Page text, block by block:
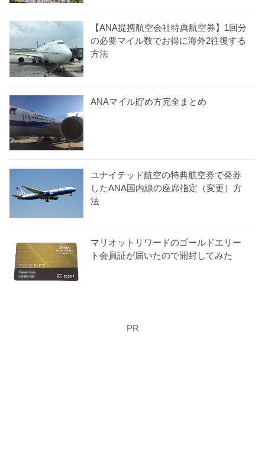
【ANA提携航空会社特典航空券】1回分
の必要マイル数でお得に海外2往復する
方法
ANAマイル貯め方完全まとめ
ユナイテッド航空の特典航空券で発券
したANA国内線の座席指定（変更）方
法
マリオットリワードのゴールドエリー
ト会員証が届いたので開封してみた
PR